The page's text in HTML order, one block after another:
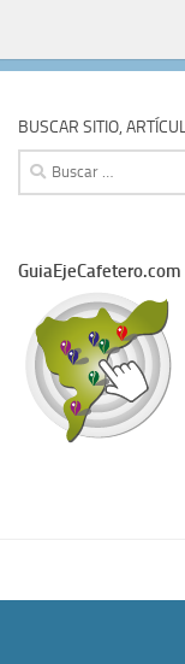
BUSCAR SITIO,
Buscar:
GuiaEjeCafetero.com